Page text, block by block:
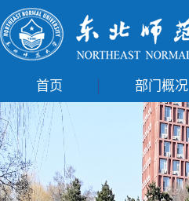
首页 部门概况